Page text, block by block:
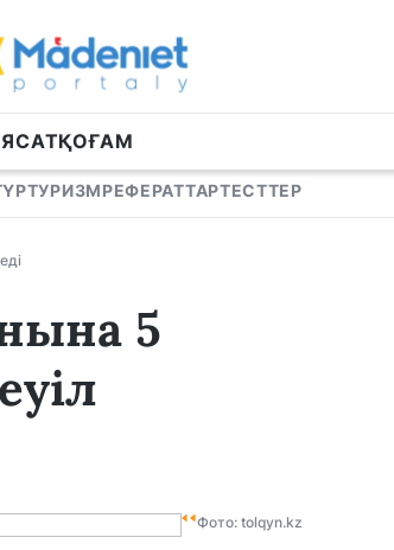
ҚОҒАМ
ТУРИЗМРЕФЕРАТТАРТЕСТТЕР
5
Фото: tolqyn.kz